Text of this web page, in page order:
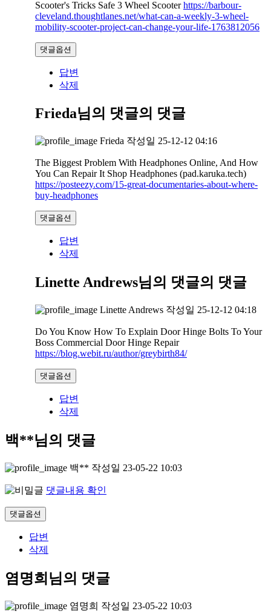
Scooter's Tricks Safe 3 Wheel Scooterhttps://barbour-
cleveland.thoughtlanes.net/what-can-a-weekly-3-wheel-
mobility-scooter-project-can-change-your-life-1763812056
댓글옵션
답변
삭제
Frieda님의 댓글의 댓글
Frieda 작성일 25-12-12 04:16
The Biggest Problem With Headphones Online, And How
You Can Repair It Shop Headphones (pad.karuka.tech)
https://posteezy.com/15-great-documentaries-about-where-
buy-headphones
댓글옵션
답변
삭제
Linette Andrews님의 댓글의 댓글
Linette Andrews 작성일 25-12-12 04:18
Do You Know How To Explain Door Hinge Bolts To Your
Boss Commercial Door Hinge Repair
https://blog.webit.ru/author/greybirth84/
댓글옵션
답변
삭제
백**님의 댓글
백** 작성일 23-05-22 10:03
댓글내용 확인
댓글옵션
답변
삭제
염명희님의 댓글
염명희 작성일 23-05-22 10:03